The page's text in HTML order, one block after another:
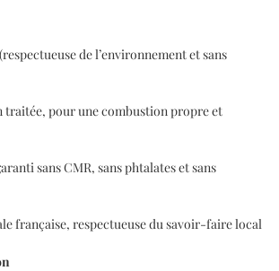
de l’environnement et sans
traitée, pour une combustion propre et
sans CMR, sans phtalates et sans
française, respectueuse du savoir-faire local